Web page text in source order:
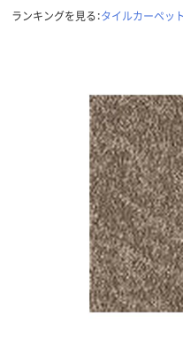
ランキングを見る：タイルカーペッ